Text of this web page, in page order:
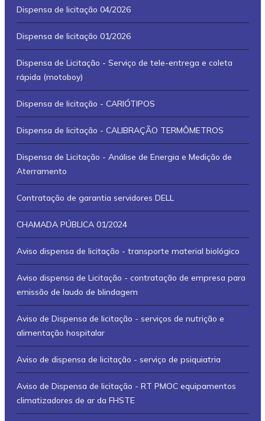
Dispensa de licitação 04/2026
Dispensa de licitação 01/2026
Dispensa de Licitação - Serviço de tele-entrega e coleta
rápida (motoboy)
Dispensa de licitação - CARIÓTIPOS
Dispensa de licitação - CALIBRAÇÃO TERMÔMETROS
Dispensa de Licitação - Análise de Energia e Medição de
Aterramento
Contratação de garantia servidores DELL
CHAMADA PÚBLICA 01/2024
Aviso dispensa de licitação - transporte material biológico
Aviso dispensa de Licitação - contratação de empresa para
emissão de laudo de blindagem
Aviso de Dispensa de licitação - serviços de nutrição e
alimentação hospitalar
Aviso de dispensa de licitação - serviço de psiquiatria
Aviso de Dispensa de licitação - RT PMOC equipamentos
climatizadores de ar da FHSTE